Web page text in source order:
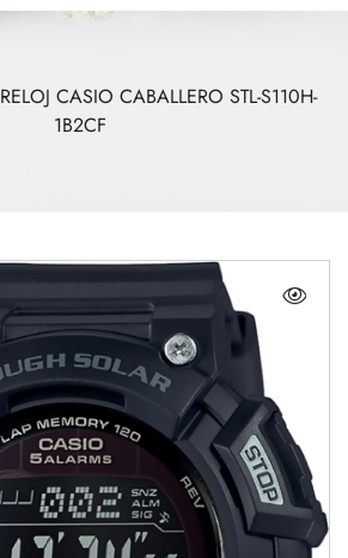
RELOJ CASIO CABALLERO STL-S110H-
1B2CF